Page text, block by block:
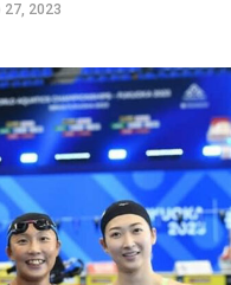
27, 2023